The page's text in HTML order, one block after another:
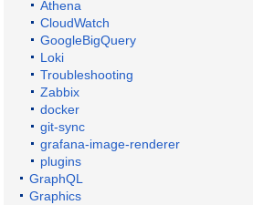
Athena
CloudWatch
GoogleBigQuery
Loki
Troubleshooting
Zabbix
docker
git-sync
grafana-image-renderer
plugins
GraphQL
Graphics